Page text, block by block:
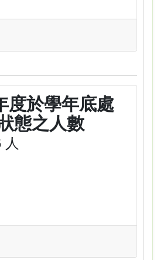
度於學年底處
態之人數
人